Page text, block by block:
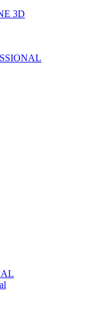
3D